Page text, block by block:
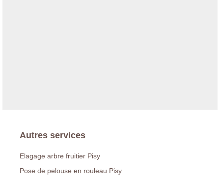
Autres services
Elagage arbre fruitier Pisy
Pose de pelouse en rouleau Pisy